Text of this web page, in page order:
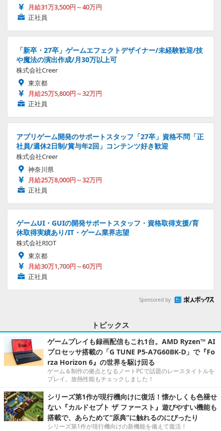
月給31万3,500円～40万円
正社員
「新卒・27卒」ゲームエフェクトデザイナー/未経験歓迎/技
や魔法の演出作成/月30万以上可
株式会社Creer
東京都
月給25万5,800円～32万円
正社員
アプリゲーム開発のサポートスタッフ「27卒」資格不問「正
社員/週休2日制/賞与年2回」コンテンツ好き歓迎
株式会社Creer
神奈川県
月給25万8,000円～32万円
正社員
ゲームUI・GUIの開発サポートスタッフ・資格取得支援/育
休取得実績あり/IT・ゲーム業界志望
株式会社RIOT
東京都
月給30万1,700円～60万円
正社員
Sponsored by
トピックス
ゲームプレイも録画配信もこれ1台。AMD Ryzen™ AI
プロセッサ搭載の「G TUNE P5-A7G60BK-D」で『Fo
rza Horizon 6』の世界を駆け回る
ゲーム＆制作の拠点となるノートPCで話題のレースタイトルを
プレイ。放熱性能もチェックしました！
シリーズ第1作が現行機向けに復活！懐かしくも色褪せ
ない『カルドセプト ザ ファースト』遊びやすい機能も
搭載で、あらためて“原典”に触れるのにぴったり
シリーズ第1作が現行機向けの新機能を備えて復活！